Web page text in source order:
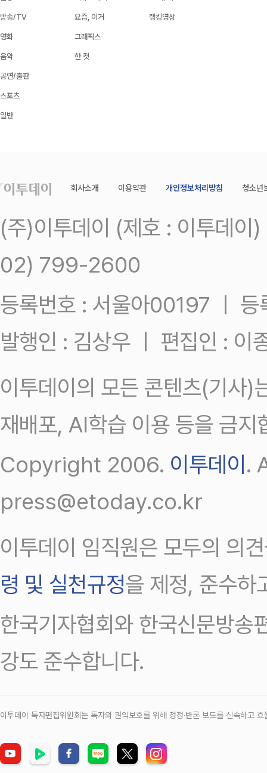
방송/TV
영화
음악
공연/출판
스포츠
일반
요즘, 이거
그래픽스
한 컷
랭킹영상
회사소개 이용약관 개인정보처리방침 청소년
(주)이투데이 (제호 : 이투데
02) 799-2600
등록번호 : 서울아00197 ㅣ
발행인 : 김상우 ㅣ 편집인 : 이
이투데이의 모든 콘텐츠(기사)
재배포, AI학습 이용 등을 금지
Copyright 2006. 이투데이.
press@etoday.co.kr
이투데이 임직원은 모두의 의
령 및 실천규정을 제정, 준수하
한국기자협회와 한국신문방송
강도 준수합니다.
이투데이 독자편집위원회는 독자의 권익보호를 위해 정정‧반론 보도를 신속하고